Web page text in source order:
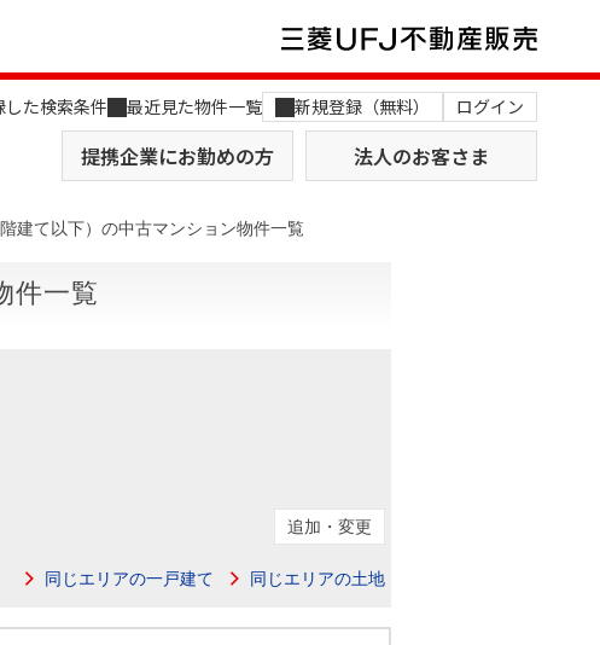
した検索条件 最近見た物件一覧 新規登録（無料） ログイン
提携企業にお勤めの方 法人のお客さま
おすすめ物件から探す
建て以下）の中古マンション物件一覧
件一覧
追加・変更
同じエリアの一戸建て 同じエリアの土地